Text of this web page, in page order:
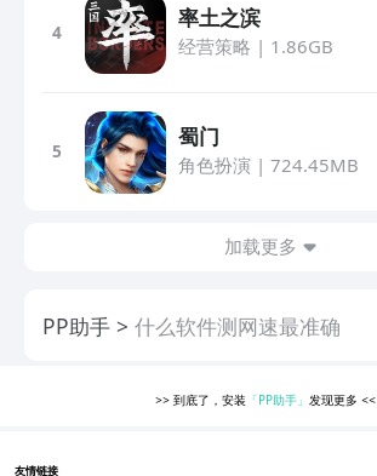
4
率土之滨
经营策略 | 1.86GB
5
蜀门
角色扮演 | 724.45MB
加载更多
PP助手 什么软件测网速最准确
>> 到底了，安装 「PP助手」 发现更多<<
友情链接